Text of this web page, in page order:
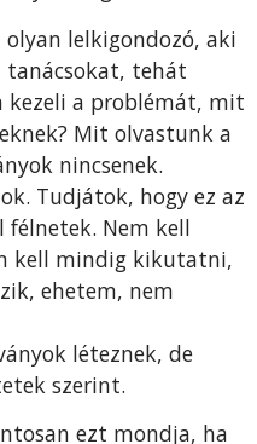
olyan lelkigondozó, aki
tehát
kezeli a problémát, mit
Mit olvastunk a
nincsenek.
Tudjátok, hogy ez az
félnetek. Nem kell
kell mindig kikutatni,
ehetem, nem
léteznek, de
szerint.
ezt mondja, ha